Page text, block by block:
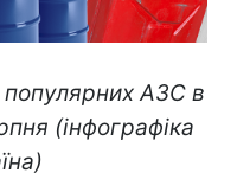
популярних АЗС в
(інфографіка